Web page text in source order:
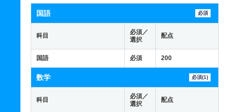
国語 必須
科目
必須／
選択
配点
国語 必須 200
数学 必須(1)
科目
必須／
選択
配点